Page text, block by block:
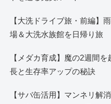
【大洗ドライブ旅・前編】
場＆大洗水族館を日帰り旅
【メダカ育成】魔の2週間
長と生存率アップの秘訣
【サバ缶活用】マンネリ解